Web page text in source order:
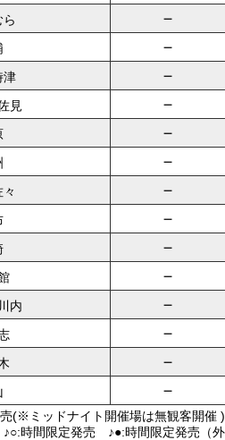
ら －
－
津 －
見 －
－
－
－
－
－
－
内 －
－
－
－
(※ミッドナイト開催場は無観客
♪○:時間限定発売 ♪●:時間限定発売